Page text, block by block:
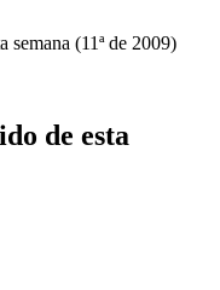
semana (11ª de 2009)
de esta